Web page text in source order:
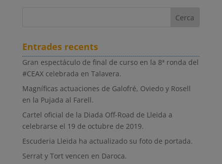
Entrades recents
Gran espectáculo de final de curso en la 8ª ronda del
#CEAX celebrada en Talavera.
Magníficas actuaciones de Galofré, Oviedo y Rosell
en la Pujada al Farell.
Cartel oficial de la Diada Off-Road de Lleida a
celebrarse el 19 de octubre de 2019.
Escuderia Lleida ha actualizado su foto de portada.
Serrat y Tort vencen en Daroca.